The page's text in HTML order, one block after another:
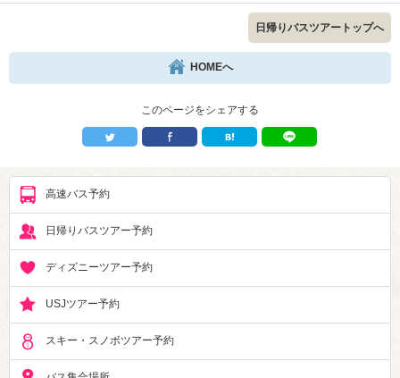
日帰りバスツアートップへ
HOMEへ
このページをシェアする
高速バス予約
日帰りバスツアー予約
ディズニーツアー予約
USJツアー予約
スキー・スノボツアー予約